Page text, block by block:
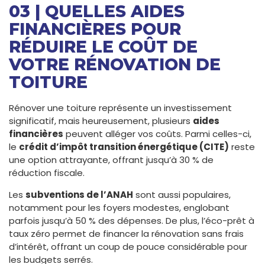
03 | QUELLES AIDES
FINANCIÈRES POUR
RÉDUIRE LE COÛT DE
VOTRE RÉNOVATION DE
TOITURE
Rénover une toiture représente un investissement
significatif, mais heureusement, plusieurs aides
financières peuvent alléger vos coûts. Parmi celles-ci,
le crédit d’impôt transition énergétique (CITE) reste
une option attrayante, offrant jusqu’à 30 % de
réduction fiscale.
Les subventions de l’ANAH sont aussi populaires,
notamment pour les foyers modestes, englobant
parfois jusqu’à 50 % des dépenses. De plus, l’éco-prêt à
taux zéro permet de financer la rénovation sans frais
d’intérêt, offrant un coup de pouce considérable pour
les budgets serrés.